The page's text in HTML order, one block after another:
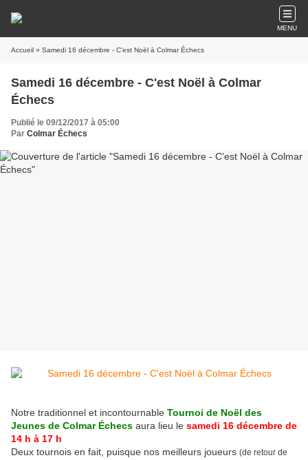
MENU
Accueil » Samedi 16 décembre - C'est Noël à Colmar Échecs
Samedi 16 décembre - C'est Noël à Colmar
Échecs
Publié le 09/12/2017 à 05:00
Par Colmar Échecs
Notre traditionnel et incontournable Tournoi de Noël des
Jeunes de Colmar Échecs aura lieu le samedi 16 décembre de
14 h à 17 h
Deux tournois en fait, puisque nos meilleurs joueurs (de retour de